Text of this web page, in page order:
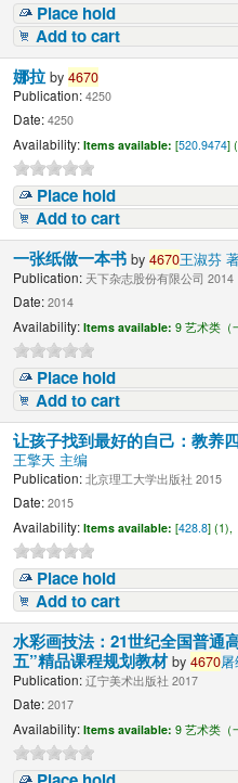
Place hold
Add to cart
娜拉by4670
Publication: 4250
Date: 4250
Availability: Items available: [520.9474]
Place hold
Add to cart
一张纸做一本书by4670王淑芬
Publication: 天下杂志股份有限公司 2014
Date: 2014
Availability: Items available: 9 艺术类（
Place hold
Add to cart
让孩子找到最好的自己：教养
王擎天 主编
Publication: 北京理工大学出版社 2015
Date: 2015
Availability: Items available: [428.8] (1),
Place hold
Add to cart
水彩画技法：21世纪全国普通
五”精品课程规划教材by4670
Publication: 辽宁美术出版社 2017
Date: 2017
Availability: Items available: 9 艺术类（